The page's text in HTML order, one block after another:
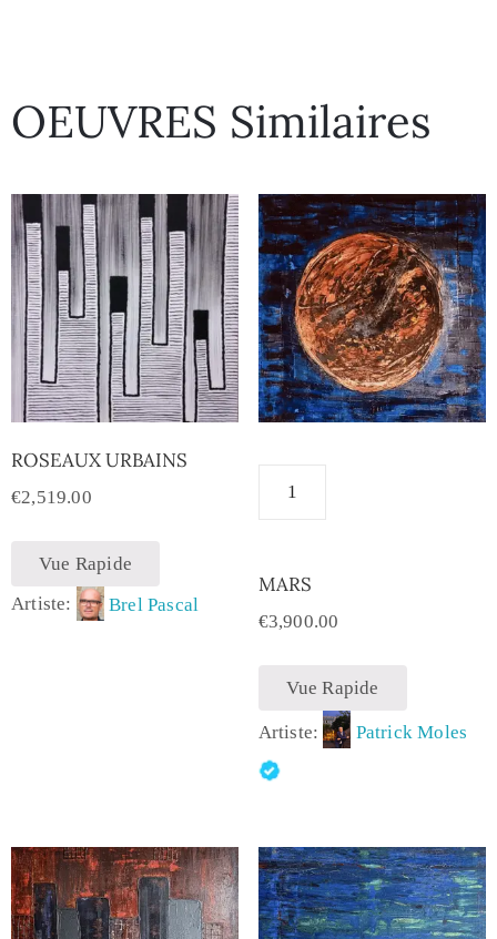
OEUVRES Similaires
ROSEAUX URBAINS
€2,519.00
Vue Rapide
Artiste:
Brel Pascal
MARS
€3,900.00
Vue Rapide
Artiste: Patrick Moles